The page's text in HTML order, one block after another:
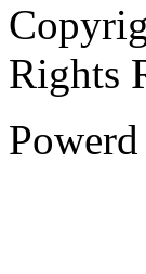
Rights